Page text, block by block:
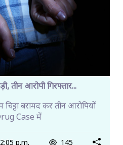
तीन आरोपी गिरफ्तार...
बरामद कर तीन आरोपियों
Case में